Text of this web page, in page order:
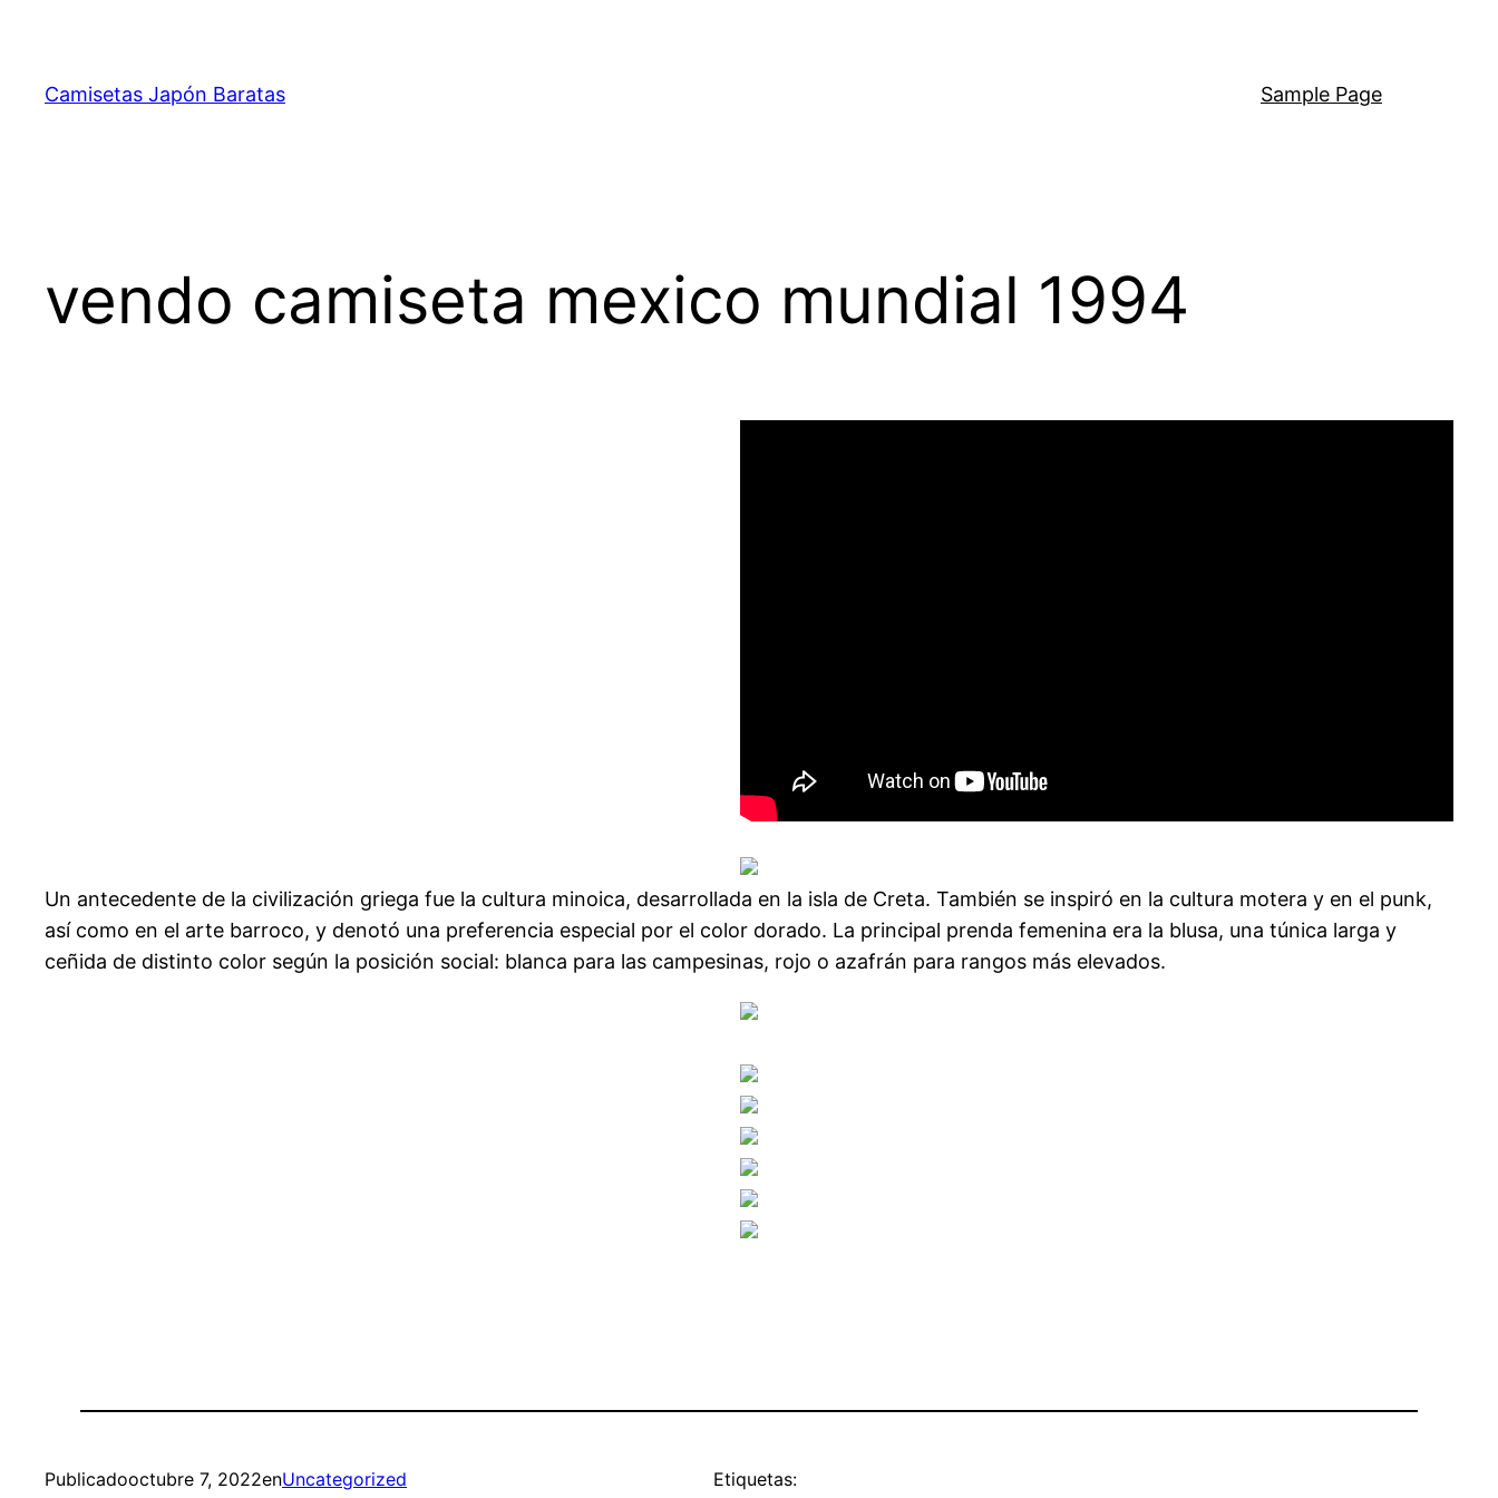
contenido
Camisetas Japón Baratas Sample Page
vendo camiseta mexico mundial 1994
Un antecedente de la civilización griega fue la cultura minoica, desarrollada en la isla de Creta. También se inspiró en la cultura motera y en el punk,
así como en el arte barroco, y denotó una preferencia especial por el color dorado. La principal prenda femenina era la blusa, una túnica larga y
ceñida de distinto color según la posición social: blanca para las campesinas, rojo o azafrán para rangos más elevados.
Publicadooctubre 7, 2022enUncategorized Etiquetas: